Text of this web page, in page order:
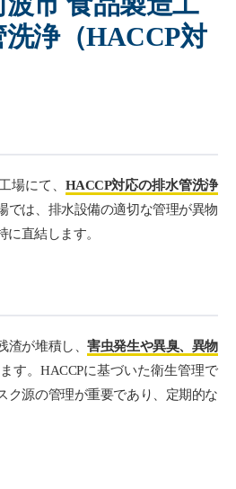
浄（HACCP対
場にて、 HACCP対応の排水管洗浄
では、排水設備の適切な管理が異物
直結します。
渣が堆積し、害虫発生や異臭、異物
す。HACCPに基づいた衛生管理で
ク源の管理が重要であり、定期的な